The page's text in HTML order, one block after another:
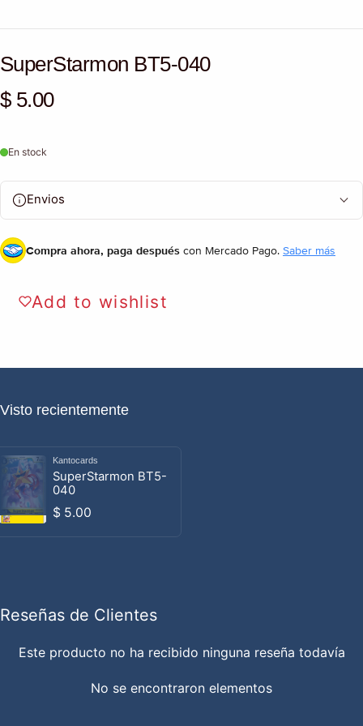
SuperStarmon BT5-040
Precio habitual
$ 5.00
En stock
Envios
Compra ahora, paga después con Mercado Pago. Saber más
Add to wishlist
Visto recientemente
Proveedor:
Kantocards
SuperStarmon BT5-
040
Precio habitual
$ 5.00
Reseñas de Clientes
Este producto no ha recibido ninguna reseña todavía
No se encontraron elementos